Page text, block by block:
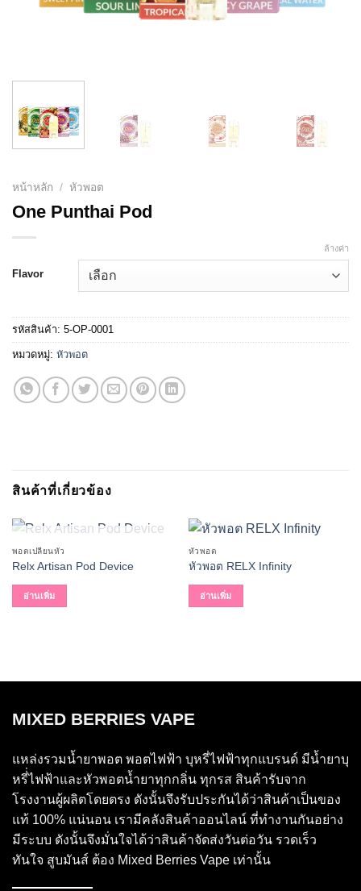
หน้าหลัก / หัวพอต
One Punthai Pod
Flavor
ล้างค่า
รหัสสินค้า: 5-OP-0001
หมวดหมู่: หัวพอต
สินค้าที่เกี่ยวข้อง
สินค้าหมดแล้ว
พอตเปลี่ยนหัว
Relx Artisan Pod Device
อ่านเพิ่ม
หัวพอต
หัวพอต RELX Infinity
อ่านเพิ่ม
MIXED BERRIES VAPE
แหล่งรวมน้ำยาพอต พอตไฟฟ้า บุหรี่ไฟฟ้าทุกแบรนด์ มีน้ำยาบุ
หรี่่ไฟฟ้าและหัวพอตน้ำยาทุกกลิ่น ทุกรส สินค้ารับจาก
โรงงานผู้ผลิตโดยตรง ดังนั้นจึงรับประกันได้ว่าสินค้าเป็นของ
แท้ 100% แน่นอน เรามีคลังสินค้าออนไลน์ ที่ทำงานกันอย่าง
มีระบบ ดังนั้นจึงมั่นใจได้ว่าสินค้าจัดส่งวันต่อวัน รวดเร็ว
ทันใจ สูบมันส์ ต้อง Mixed Berries Vape เท่านั้น